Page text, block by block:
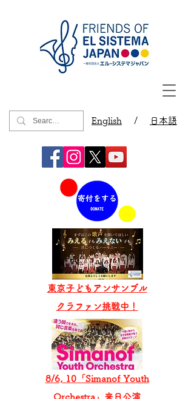
English / 日本語
8/6, 10「Simanof Youth
Orchestra」来日公演
東京子どもアンサンブル
​クラファン挑戦中！